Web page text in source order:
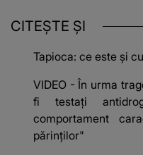
CITEȘTE ȘI
Tapioca: ce este și
VIDEO - În urma
fi testați
comportament
părinților"